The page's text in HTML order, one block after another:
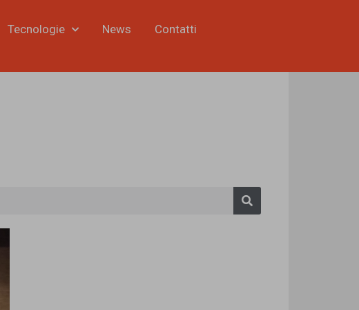
Tecnologie News Contatti